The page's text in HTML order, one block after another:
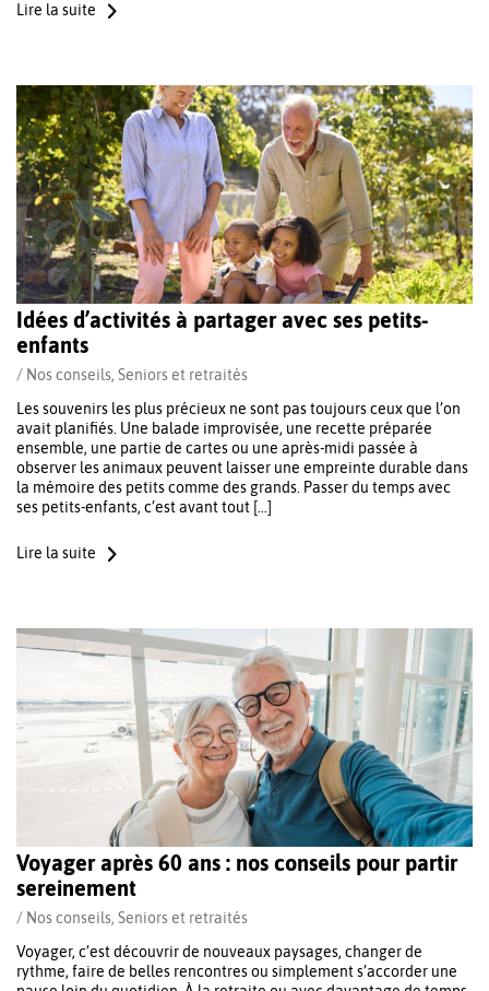
Lire la suite
Idées d’activités à partager avec ses petits-
enfants
/ Nos conseils, Seniors et retraités
Les souvenirs les plus précieux ne sont pas toujours ceux que l’on
avait planifiés. Une balade improvisée, une recette préparée
ensemble, une partie de cartes ou une après-midi passée à
observer les animaux peuvent laisser une empreinte durable dans
la mémoire des petits comme des grands. Passer du temps avec
ses petits-enfants, c’est avant tout […]
Lire la suite
Voyager après 60 ans : nos conseils pour partir
sereinement
/ Nos conseils, Seniors et retraités
Voyager, c’est découvrir de nouveaux paysages, changer de
rythme, faire de belles rencontres ou simplement s’accorder une